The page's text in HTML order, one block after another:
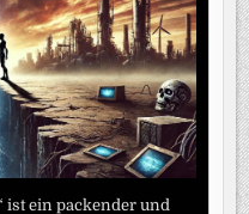
ist ein packender und